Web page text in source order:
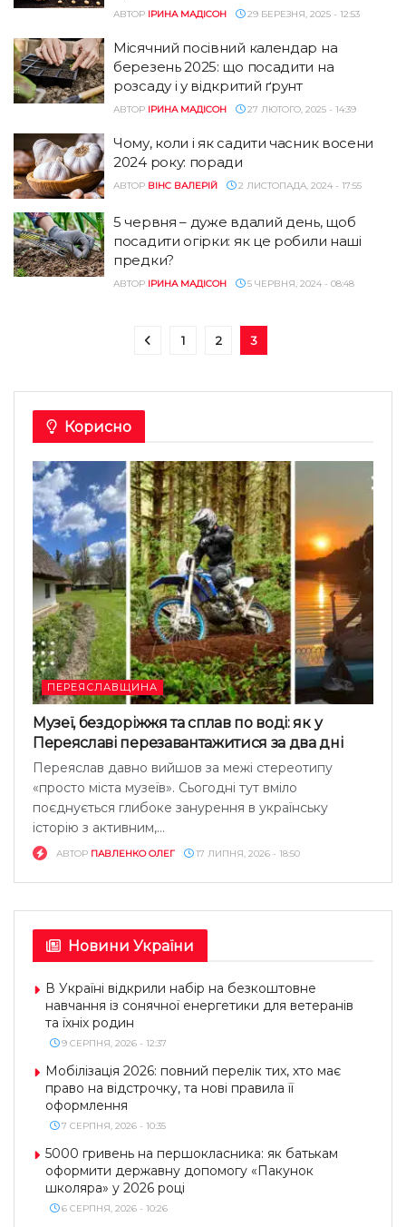
АВТОР ІРИНА МАДІСОН 29 БЕРЕЗНЯ, 2025 - 12:53
Місячний посівний календар на
березень 2025: що посадити на
розсаду і у відкритий ґрунт
АВТОР ІРИНА МАДІСОН 27 ЛЮТОГО, 2025 - 14:39
Чому, коли і як садити часник восени
2024 року: поради
АВТОР ВІНС ВАЛЕРІЙ 2 ЛИСТОПАДА, 2024 - 17:55
5 червня – дуже вдалий день, щоб
посадити огірки: як це робили наші
предки?
АВТОР ІРИНА МАДІСОН 5 ЧЕРВНЯ, 2024 - 08:48
1 2 3
Корисно
ПЕРЕЯСЛАВЩИНА
Музеї, бездоріжжя та сплав по воді: як у
Переяславі перезавантажитися за два дні
Переяслав давно вийшов за межі стереотипу
«просто міста музеїв». Сьогодні тут вміло
поєднується глибоке занурення в українську
історію з активним,...
АВТОР ПАВЛЕНКО ОЛЕГ 17 ЛИПНЯ, 2026 - 18:50
Новини України
В Україні відкрили набір на безкоштовне
навчання із сонячної енергетики для ветеранів
та їхніх родин
9 СЕРПНЯ, 2026 - 12:37
Мобілізація 2026: повний перелік тих, хто має
право на відстрочку, та нові правила її
оформлення
7 СЕРПНЯ, 2026 - 10:35
5000 гривень на першокласника: як батькам
оформити державну допомогу «Пакунок
школяра» у 2026 році
6 СЕРПНЯ, 2026 - 10:26